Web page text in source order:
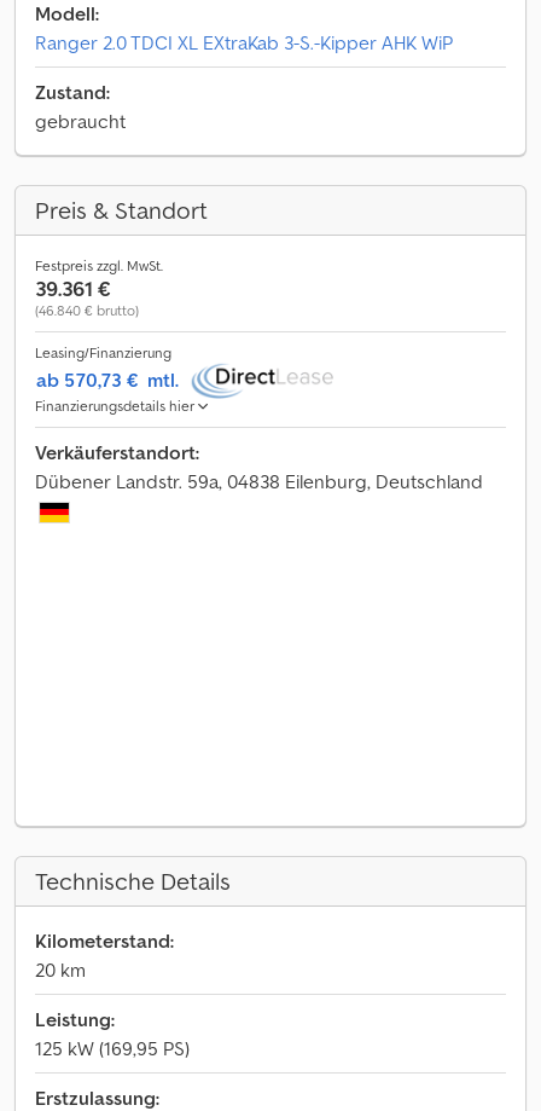
Modell:
Ranger 2.0 TDCI XL EXtraKab 3-S.-Kipper AHK WiP
Zustand:
gebraucht
Preis & Standort
Festpreis zzgl. MwSt.
39.361 €
(46.840 € brutto)
Leasing/Finanzierung
ab 570,73 € mtl.
Finanzierungsdetails hier
Verkäuferstandort:
Dübener Landstr. 59a, 04838 Eilenburg, Deutschland
Technische Details
Kilometerstand:
20 km
Leistung:
125 kW (169,95 PS)
Erstzulassung: